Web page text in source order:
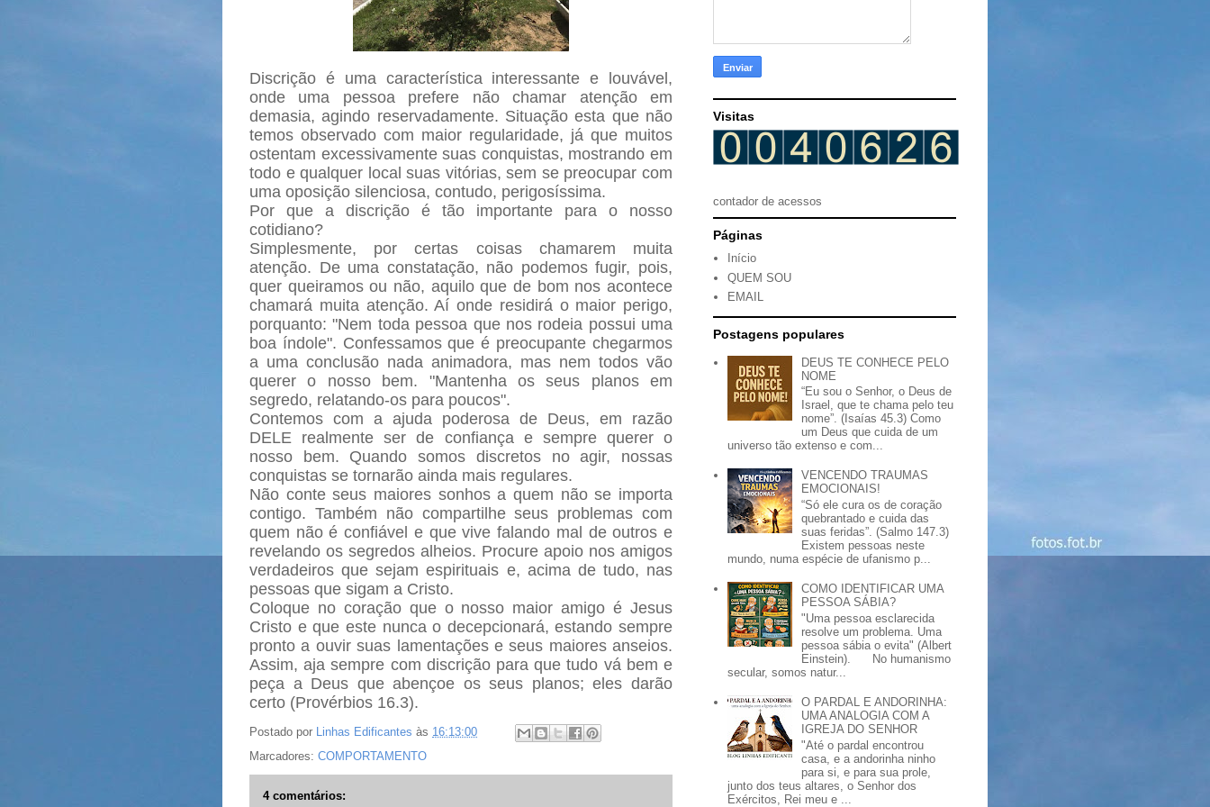
Discrição é uma característica interessante e louvável,
onde uma pessoa prefere não chamar atenção em
demasia, agindo reservadamente. Situação esta que não
temos observado com maior regularidade, já que muitos
ostentam excessivamente suas conquistas, mostrando em
todo e qualquer local suas vitórias, sem se preocupar com
uma oposição silenciosa, contudo, perigosíssima.
Por que a discrição é tão importante para o nosso
cotidiano?
Simplesmente, por certas coisas chamarem muita
atenção. De uma constatação, não podemos fugir, pois,
quer queiramos ou não, aquilo que de bom nos acontece
chamará muita atenção. Aí onde residirá o maior perigo,
porquanto: "Nem toda pessoa que nos rodeia possui uma
boa índole". Confessamos que é preocupante chegarmos
a uma conclusão nada animadora, mas nem todos vão
querer o nosso bem. "Mantenha os seus planos em
segredo, relatando-os para poucos".
Contemos com a ajuda poderosa de Deus, em razão
DELE realmente ser de confiança e sempre querer o
nosso bem. Quando somos discretos no agir, nossas
conquistas se tornarão ainda mais regulares.
Não conte seus maiores sonhos a quem não se importa
contigo. Também não compartilhe seus problemas com
quem não é confiável e que vive falando mal de outros e
revelando os segredos alheios. Procure apoio nos amigos
verdadeiros que sejam espirituais e, acima de tudo, nas
pessoas que sigam a Cristo.
Coloque no coração que o nosso maior amigo é Jesus
Cristo e que este nunca o decepcionará, estando sempre
pronto a ouvir suas lamentações e seus maiores anseios.
Assim, aja sempre com discrição para que tudo vá bem e
peça a Deus que abençoe os seus planos; eles darão
certo (Provérbios 16.3).
Postado por Linhas Edificantes às 16:13:00
Marcadores: COMPORTAMENTO
4 comentários:
Visitas
contador de acessos
Páginas
Início
QUEM SOU
EMAIL
Postagens populares
DEUS TE CONHECE PELO
NOME
“Eu sou o Senhor, o Deus de
Israel, que te chama pelo teu
nome”. (Isaías 45.3) Como
um Deus que cuida de um
universo tão extenso e com...
VENCENDO TRAUMAS
EMOCIONAIS!
“Só ele cura os de coração
quebrantado e cuida das
suas feridas”. (Salmo 147.3)
Existem pessoas neste
mundo, numa espécie de ufanismo p...
COMO IDENTIFICAR UMA
PESSOA SÁBIA?
"Uma pessoa esclarecida
resolve um problema. Uma
pessoa sábia o evita" (Albert
Einstein). No humanismo
secular, somos natur...
O PARDAL E ANDORINHA:
UMA ANALOGIA COM A
IGREJA DO SENHOR
"Até o pardal encontrou
casa, e a andorinha ninho
para si, e para sua prole,
junto dos teus altares, o Senhor dos
Exércitos, Rei meu e ...